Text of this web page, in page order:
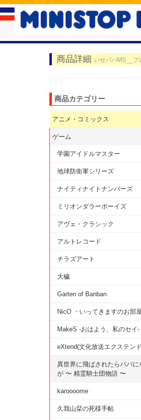
商品詳細 いせパパMS__プ
商品カテゴリー
アニメ・コミックス
ゲーム
学園アイドルマスター
地球防衛軍シリーズ
ナイティナイトナンバーズ
ミリオンダラーボーイズ
アヴェ・クラシック
アルトレコード
チラズアート
大穢
Garten of Banban
NicO ・いってきますのお部
MakeS -おはよう、私のセイ-
eXtend(文化放送エクステン
異世界に飛ばされたらパパに
が 〜 精霊騎士団物語 〜
karoooome
久我山栞の死様手帖